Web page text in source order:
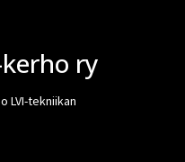
ry
LVI-tekniikan